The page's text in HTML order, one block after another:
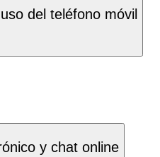
del teléfono móvil
y chat online